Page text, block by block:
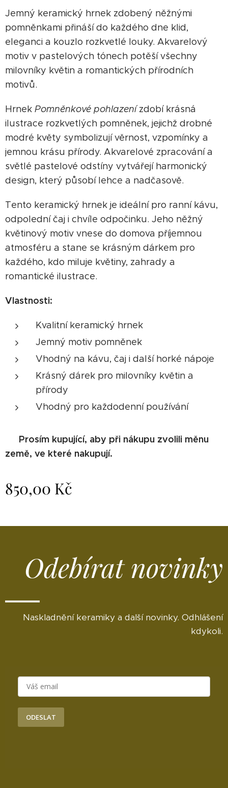
Jemný keramický hrnek zdobený něžnými
pomněnkami přináší do každého dne klid,
eleganci a kouzlo rozkvetlé louky. Akvarelový
motiv v pastelových tónech potěší všechny
milovníky květin a romantických přírodních
motivů.
Hrnek Pomněnkové pohlazenízdobí krásná
ilustrace rozkvetlých pomněnek, jejichž drobné
modré květy symbolizují věrnost, vzpomínky a
jemnou krásu přírody. Akvarelové zpracování a
světlé pastelové odstíny vytvářejí harmonický
design, který působí lehce a nadčasově.
Tento keramický hrnek je ideální pro ranní kávu,
odpolední čaj i chvíle odpočinku. Jeho něžný
květinový motiv vnese do domova příjemnou
atmosféru a stane se krásným dárkem pro
každého, kdo miluje květiny, zahrady a
romantické ilustrace.
Vlastnosti:
Kvalitní keramický hrnek
Jemný motiv pomněnek
Vhodný na kávu, čaj i další horké nápoje
Krásný dárek pro milovníky květin a
přírody
Vhodný pro každodenní používání
⚠️ Prosím kupující, aby při nákupu zvolili měnu
země, ve které nakupují.
850,00 Kč
Odebírat novinky
Naskladnění keramiky a další novinky. Odhlášení
kdykoli.
ODESLAT